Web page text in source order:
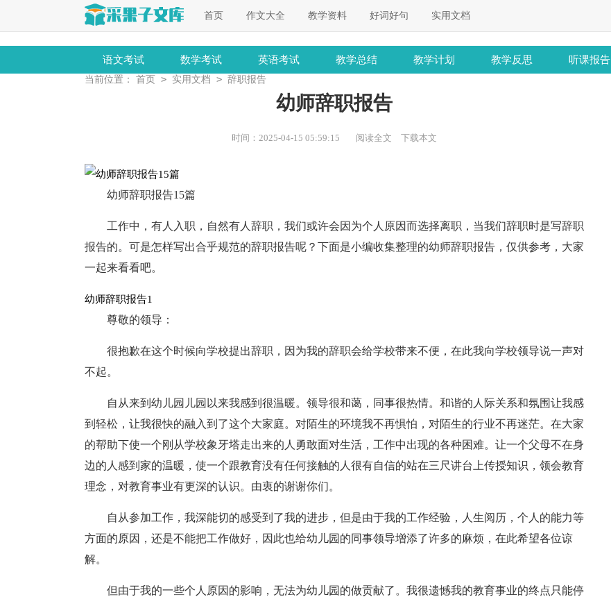
首页 作文大全 教学资料 好词好句 实用文档
语文考试 数学考试 英语考试 教学总结 教学计划 教学反思 听课报告
当前位置： 首页 > 实用文档 > 辞职报告
幼师辞职报告
时间：2025-04-15 05:59:15 阅读全文 下载本文
幼师辞职报告15篇
工作中，有人入职，自然有人辞职，我们或许会因为个人原因而选择离职，当我们辞职时是写辞职
报告的。可是怎样写出合乎规范的辞职报告呢？下面是小编收集整理的幼师辞职报告，仅供参考，大家
一起来看看吧。
幼师辞职报告1
尊敬的领导：
很抱歉在这个时候向学校提出辞职，因为我的辞职会给学校带来不便，在此我向学校领导说一声对
不起。
自从来到幼儿园儿园以来我感到很温暖。领导很和蔼，同事很热情。和谐的人际关系和氛围让我感
到轻松，让我很快的融入到了这个大家庭。对陌生的环境我不再惧怕，对陌生的行业不再迷茫。在大家
的帮助下使一个刚从学校象牙塔走出来的人勇敢面对生活，工作中出现的各种困难。让一个父母不在身
边的人感到家的温暖，使一个跟教育没有任何接触的人很有自信的站在三尺讲台上传授知识，领会教育
理念，对教育事业有更深的认识。由衷的谢谢你们。
自从参加工作，我深能切的感受到了我的进步，但是由于我的工作经验，人生阅历，个人的能力等
方面的原因，还是不能把工作做好，因此也给幼儿园的同事领导增添了许多的麻烦，在此希望各位谅
解。
但由于我的一些个人原因的影响，无法为幼儿园的做贡献了。我很遗憾我的教育事业的终点只能停